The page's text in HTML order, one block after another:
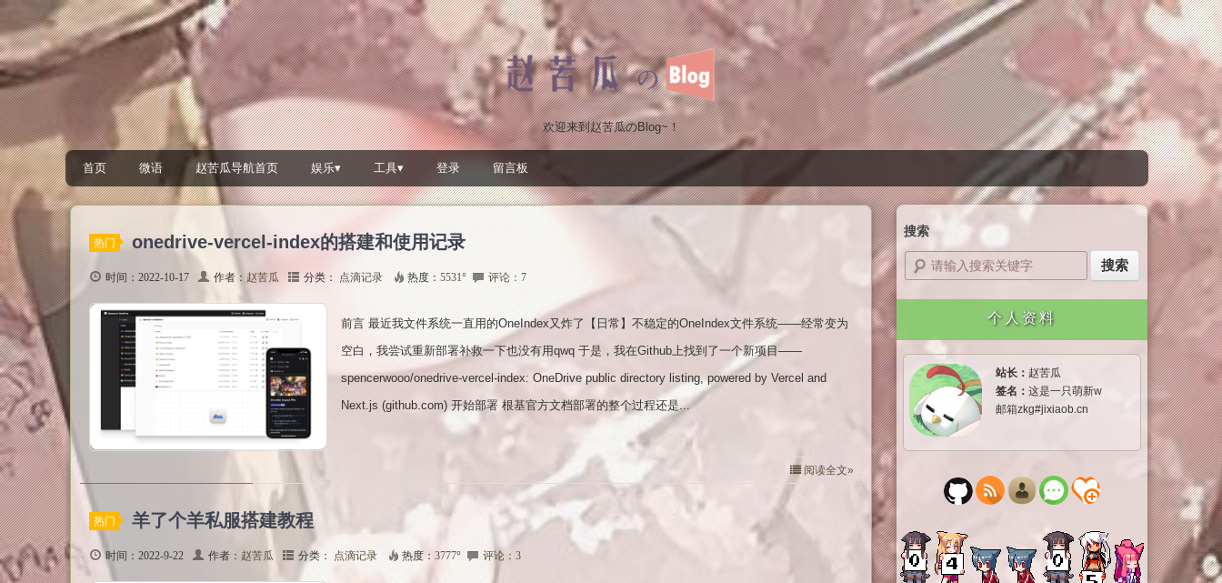
欢迎来到赵苦瓜のBlog~！
首页 微语 赵苦瓜导航首页 娱乐▾ 工具▾ 登录 留言板
热门 onedrive-vercel-index的搭建和使用记录
时间：2022-10-17 作者： 赵苦瓜 分类： 点滴记录 热度： 5531° 评论：7
前言 最近我文件系统一直用的OneIndex又炸了【日常】不稳定的OneIndex文件系统——经常变为
空白，我尝试重新部署补救一下也没有用qwq 于是，我在Github上找到了一个新项目——
spencerwooo/onedrive-vercel-index: OneDrive public directory listing, powered by Vercel and
Next.js (github.com) 开始部署 根基官方文档部署的整个过程还是...
阅读全文»
热门 羊了个羊私服搭建教程
时间：2022-9-22 作者： 赵苦瓜 分类： 点滴记录 热度：3777° 评论：3
搜索
个人资料
站长： 赵苦瓜
签名： 这是一只萌新w
邮箱zkg#jixiaob.cn